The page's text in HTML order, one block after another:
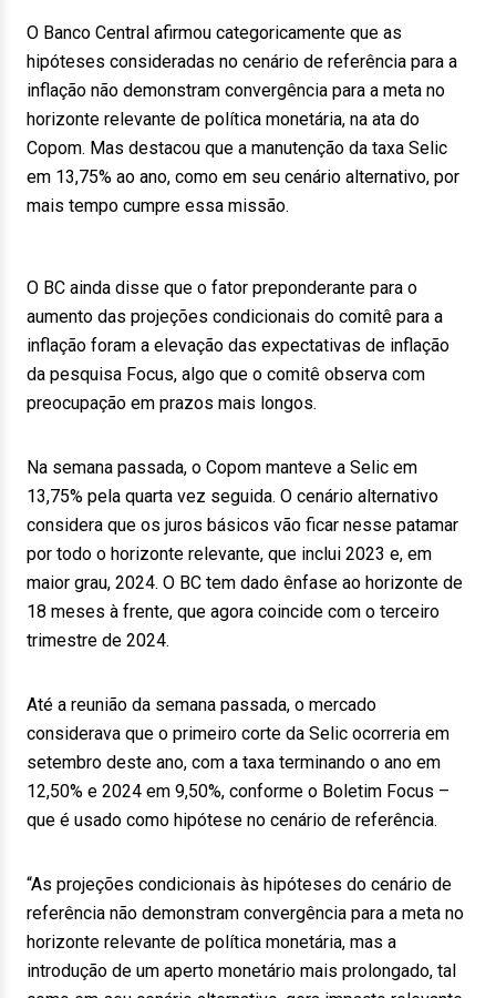
O Banco Central afirmou categoricamente que as
hipóteses consideradas no cenário de referência para a
inflação não demonstram convergência para a meta no
horizonte relevante de política monetária, na ata do
Copom. Mas destacou que a manutenção da taxa Selic
em 13,75% ao ano, como em seu cenário alternativo, por
mais tempo cumpre essa missão.
O BC ainda disse que o fator preponderante para o
aumento das projeções condicionais do comitê para a
inflação foram a elevação das expectativas de inflação
da pesquisa Focus, algo que o comitê observa com
preocupação em prazos mais longos.
Na semana passada, o Copom manteve a Selic em
13,75% pela quarta vez seguida. O cenário alternativo
considera que os juros básicos vão ficar nesse patamar
por todo o horizonte relevante, que inclui 2023 e, em
maior grau, 2024. O BC tem dado ênfase ao horizonte de
18 meses à frente, que agora coincide com o terceiro
trimestre de 2024.
Até a reunião da semana passada, o mercado
considerava que o primeiro corte da Selic ocorreria em
setembro deste ano, com a taxa terminando o ano em
12,50% e 2024 em 9,50%, conforme o Boletim Focus –
que é usado como hipótese no cenário de referência.
“As projeções condicionais às hipóteses do cenário de
referência não demonstram convergência para a meta no
horizonte relevante de política monetária, mas a
introdução de um aperto monetário mais prolongado, tal